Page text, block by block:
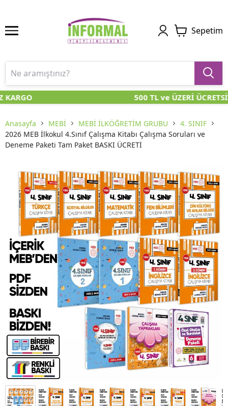
Sepetim
500 TL ve ÜZERİ
Anasayfa MEBİ MEBİ İLKÖĞRETİM GRUBU
4. SINIF
2026 MEB İlkokul 4.Sınıf Çalışma Kitabı Çalışma Soruları ve
Deneme Paketi Tam Paket BASKI ÜCRETİ